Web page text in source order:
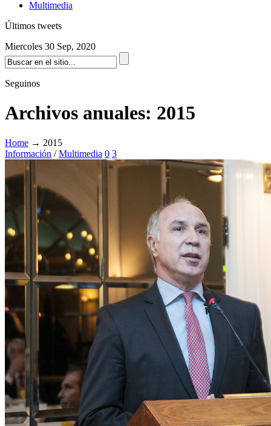
Multimedia
Últimos tweets
Miercoles 30 Sep, 2020
Seguinos
Archivos anuales: 2015
Home → 2015
Información /Multimedia 0 3